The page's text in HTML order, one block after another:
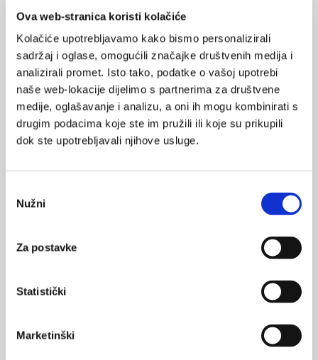
Ova web-stranica koristi kolačiće
Kolačiće upotrebljavamo kako bismo personalizirali
sadržaj i oglase, omogućili značajke društvenih medija i
analizirali promet. Isto tako, podatke o vašoj upotrebi
naše web-lokacije dijelimo s partnerima za društvene
medije, oglašavanje i analizu, a oni ih mogu kombinirati s
drugim podacima koje ste im pružili ili koje su prikupili
dok ste upotrebljavali njihove usluge.
pristanka
Nužni
Za postavke
Statistički
Marketinški
autoantitijela u glomerularnim bolestima, sugerira da ta
igraju uzročnu ulogu u patobiološkim karakteristikama
bolesti.
Ovisno o budućim studijama, antinefrinska autoantitijela mogla
bi pomoći u prognoziranju rizika pacijenata za različite tijekove
bolesti, usmjeravanju odluka o terapiji i na kraju čak postaviti
temelje za razvoj specifičnih terapija usmjerenih na antitijela
Izvor:
kronična bubrežna bolest
imunosupresija
MI SE
POVRATAK
NA VRH